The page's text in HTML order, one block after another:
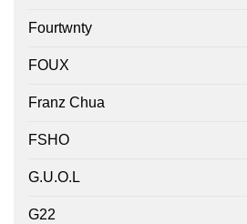
Fourtwnty
FOUX
Franz Chua
FSHO
G.U.O.L
G22